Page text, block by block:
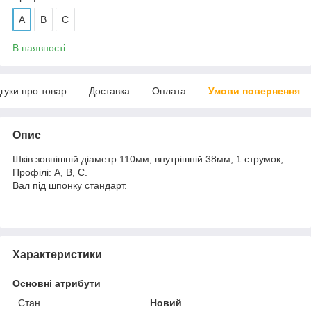
А В С
В наявності
про товар Доставка Оплата Умови повернення
Опис
Шків зовнішній діаметр 110мм, внутрішній 38мм, 1 струмок,
Профілі: А, В, С.
Вал під шпонку стандарт.
Характеристики
Основні атрибути
Стан
Новий